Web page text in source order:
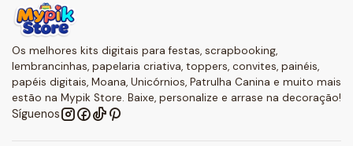
Os melhores kits digitais para festas, scrapbooking,
lembrancinhas, papelaria criativa, toppers, convites, painéis,
papéis digitais, Moana, Unicórnios, Patrulha Canina e muito mais
estão na Mypik Store. Baixe, personalize e arrase na decoração!
Síguenos